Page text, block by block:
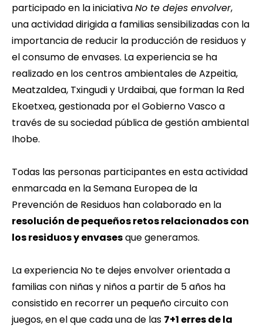
participado en la iniciativa No te dejes envolver,
una actividad dirigida a familias sensibilizadas con la
importancia de reducir la producción de residuos y
el consumo de envases. La experiencia se ha
realizado en los centros ambientales de Azpeitia,
Meatzaldea, Txingudi y Urdaibai, que forman la Red
Ekoetxea, gestionada por el Gobierno Vasco a
través de su sociedad pública de gestión ambiental
Ihobe.
Todas las personas participantes en esta actividad
enmarcada en la Semana Europea de la
Prevención de Residuos han colaborado en la
resolución de pequeños retos relacionados con
los residuos y envasesque generamos.
La experiencia  No te dejes envolver orientada a
familias con niñas y niños a partir de 5 años ha
consistido en recorrer un pequeño circuito con
juegos, en el que cada una de las 7+1 erres de la